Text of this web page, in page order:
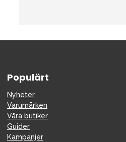
Populärt
Nyheter
Varumärken
Våra butiker
Guider
Kampanjer